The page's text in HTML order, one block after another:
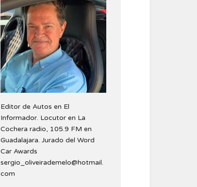
Editor de Autos en El
Informador. Locutor en La
Cochera radio, 105.9 FM en
Guadalajara. Jurado del Word
Car Awards
sergio_oliveirademelo@hotmail.
com